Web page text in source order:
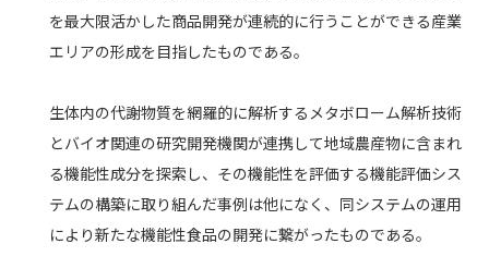
を最大限活かした商品開発が連続的に行うことができる産業
エリアの形成を目指したものである。
生体内の代謝物質を網羅的に解析するメタボローム解析技術
とバイオ関連の研究開発機関が連携して地域農産物に含まれ
る機能性成分を探索し、その機能性を評価する機能評価シス
テムの構築に取り組んだ事例は他になく、同システムの運用
により新たな機能性食品の開発に繋がったものである。